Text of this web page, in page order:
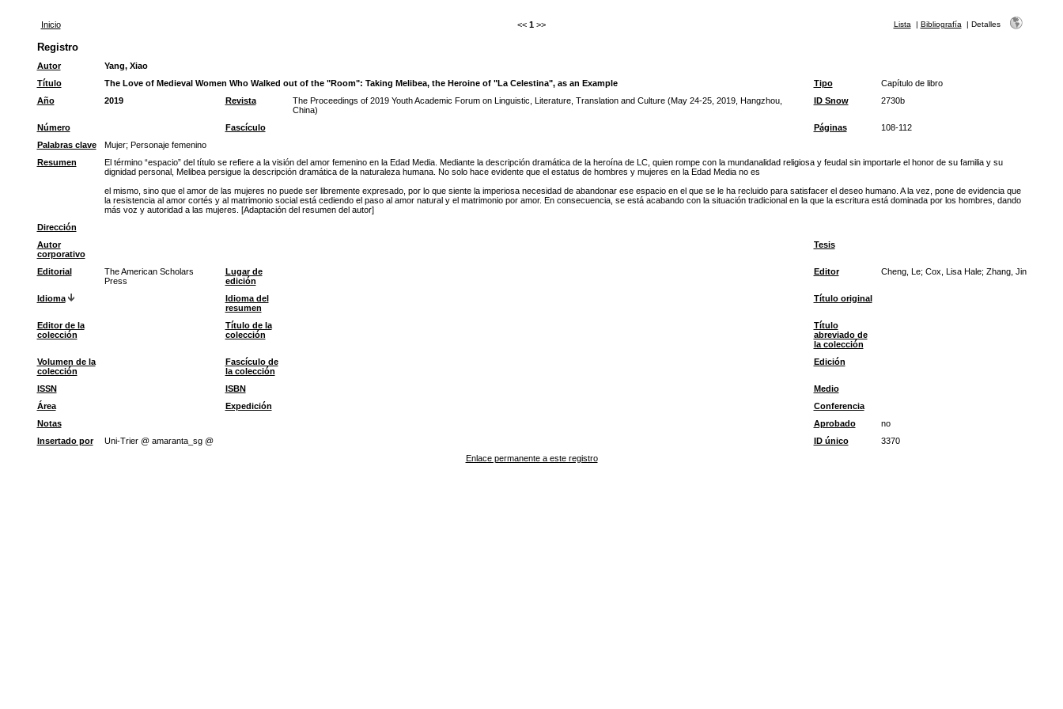
Inicio << 1 >> Lista | Bibliografía | Detalles
Registro
Autor
Yang, Xiao
Título
The Love of Medieval Women Who Walked out of the "Room": Taking Melibea, the Heroine of "La Celestina", as an Example Tipo
Capítulo de libro
Año
2019 Revista
The Proceedings of 2019 Youth Academic Forum on Linguistic, Literature, Translation and Culture (May 24-25, 2019, Hangzhou,
China)
ID Snow 2730b
Número Fascículo Páginas
108-112
Palabras clave
Mujer; Personaje femenino
Resumen
El término “espacio” del título se refiere a la visión del amor femenino en la Edad Media. Mediante la descripción dramática de la heroína de LC, quien rompe con la mundanalidad religiosa y feudal sin importarle el honor de su familia y su
dignidad personal, Melibea persigue la descripción dramática de la naturaleza humana. No solo hace evidente que el estatus de hombres y mujeres en la Edad Media no es
el mismo, sino que el amor de las mujeres no puede ser libremente expresado, por lo que siente la imperiosa necesidad de abandonar ese espacio en el que se le ha recluido para satisfacer el deseo humano. A la vez, pone de evidencia que
la resistencia al amor cortés y al matrimonio social está cediendo el paso al amor natural y el matrimonio por amor. En consecuencia, se está acabando con la situación tradicional en la que la escritura está dominada por los hombres, dando
más voz y autoridad a las mujeres. [Adaptación del resumen del autor]
Dirección
Autor
corporativo
Tesis
Editorial
The American Scholars
Press
Lugar de
edición
Editor Cheng, Le; Cox, Lisa Hale; Zhang, Jin
Idioma
Idioma del
resumen
Título original
Editor de la
colección
Título de la
colección
Título
abreviado de
la colección
Volumen de la
colección
Fascículo de
la colección
Edición
ISSN ISBN
Medio
Área
Expedición
Conferencia
Notas
Aprobado
no
Insertado por
Uni-Trier @ amaranta_sg @ ID único
3370
Enlace permanente a este registro